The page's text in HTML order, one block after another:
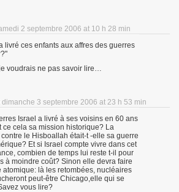
2 septembre 2006 at 10 h 28 min
livré ces enfants aux affres des guerres
je voudrais ne pas savoir lire…
dimanche 3 septembre 2006 at 23 h 53 min
Israel a livré à ses voisins en 60 ans
ce cela sa mission historique? La
le Hisboallah était-t -elle sa guerre
Et si Israel compte vivre dans cet
combien de temps lui reste t-il pour
à moindre coût? Sinon elle devra faire
atomique: là les retombées, nucléaires
peut-être Chicago,elle qui se
vous lire?